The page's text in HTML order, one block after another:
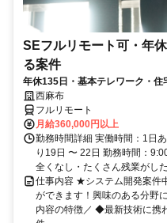
SEフルリモート可・年
る案件
年休135日・基本テレワーク・
西麻布
フルリモート
月給360,000円以上
勤務時間詳細 実働時間：1日
り19日 〜 22日 勤務時間：
全くなし・たくさん残業がし
仕事内容 ★システム開発案件
ができます！興味のある分野
内容の特徴／ ◆最新技術に携